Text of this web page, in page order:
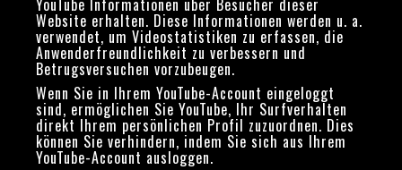
Website erhalten. Diese Informationen werden u. a.
verwendet, um Videostatistiken zu erfassen, die
Anwenderfreundlichkeit zu verbessern und
Betrugsversuchen vorzubeugen.
Wenn Sie in Ihrem YouTube-Account eingeloggt
sind, ermöglichen Sie YouTube, Ihr Surfverhalten
direkt Ihrem persönlichen Profil zuzuordnen. Dies
können Sie verhindern, indem Sie sich aus Ihrem
YouTube-Account ausloggen.